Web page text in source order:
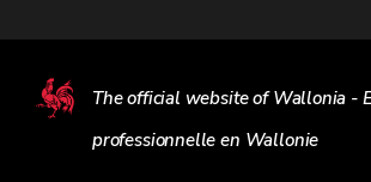
The official website of Wallonia -
professionnelle en Wallonie